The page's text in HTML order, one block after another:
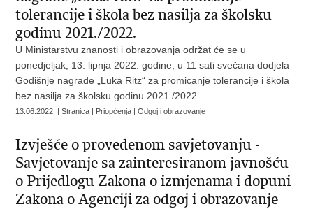
tolerancije i škola bez nasilja za školsku
godinu 2021./2022.
​U Ministarstvu znanosti i obrazovanja održat će se u
ponedjeljak, 13. lipnja 2022. godine, u 11 sati svečana dodjela
Godišnje nagrade „Luka Ritz“ za promicanje tolerancije i škola
bez nasilja za školsku godinu 2021./2022.
13.06.2022. | Stranica | Priopćenja | Odgoj i obrazovanje
Izvješće o provedenom savjetovanju -
Savjetovanje sa zainteresiranom javnošću
o Prijedlogu Zakona o izmjenama i dopuni
Zakona o Agenciji za odgoj i obrazovanje